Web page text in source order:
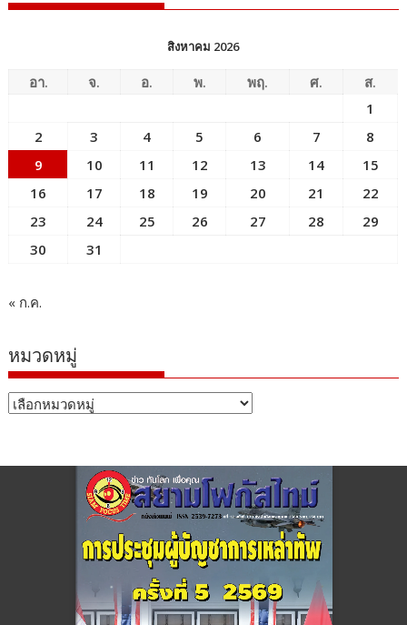
สิงหาคม 2026
อา. จ. อ. พ. พฤ. ศ.
ส.
1
2
3 4 5 6 7
8
9
10 11 12 13 14
15
16
17 18 19 20 21
22
23
24 25 26 27 28
29
30
31
« ก.ค.
หมวดหมู่
หมวด